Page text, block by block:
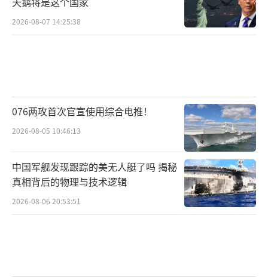
端技术，无论是忠诚僚机还是无人舰队，其科
【世界工业产值排名】
好在，掌握先进无人武器技术的国家并不
只有美国，中国同样在其中深耕多年并取得了
2026-08-07 14:25:38
076两攻首次官宣使用综合电推！
2026-08-05 10:46:13
中国军舰发现跟踪的美无人艇了吗 揭秘
真相背后的物理与技术逻辑
2026-08-06 20:53:51